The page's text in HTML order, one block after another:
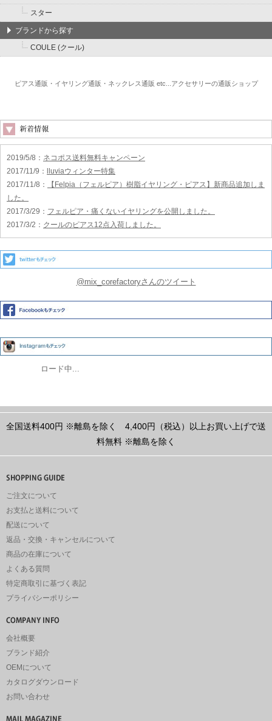
スター
ブランドから探す
COULE (クール)
ピアス通販・イヤリング通販・ネックレス通販 etc...アクセサリーの通販ショップ
2019/5/8 ： ネコポス送料無料キャンペーン
2017/11/9 ： lluviaウィンター特集
2017/11/8 ：
【Felpia（フェルピア）樹脂イヤリング・ピアス】新商品追加しま
した。
2017/3/29 ： フェルピア・痛くないイヤリングを公開しました。
2017/3/2 ： クールのピアス12点入荷しました。
@mix_corefactoryさんのツイート
ロード中...
全国送料400円 ※離島を除く
4,400円（税込）以上お買い上げで送
料無料 ※離島を除く
ご注文について
お支払と送料について
配送について
返品・交換・キャンセルについて
商品の在庫について
よくある質問
特定商取引に基づく表記
プライバシーポリシー
会社概要
ブランド紹介
OEMについて
カタログダウンロード
お問い合わせ